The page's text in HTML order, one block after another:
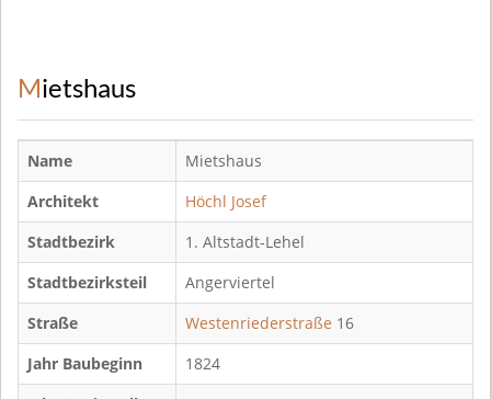
Mietshaus
Name
Mietshaus
Architekt
Höchl Josef
Stadtbezirk
1. Altstadt-Lehel
Stadtbezirksteil
Angerviertel
Straße
Westenriederstraße 16
Jahr Baubeginn
1824